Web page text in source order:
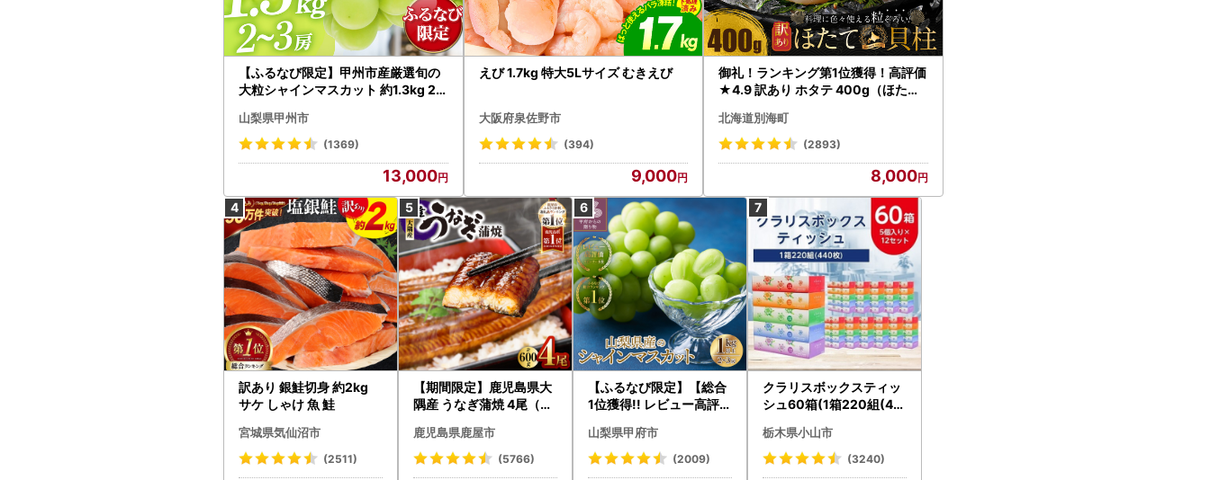
【ふるなび限定】甲州市産厳選旬の
大粒シャインマスカット 約1.3kg 2
472 FN-Limited-VO シャインマス
カット フルーツ
山梨県甲州市
(1369)
13,000
えび 1.7kg 特大5Lサイズ むきえび
大阪府泉佐野市
(394)
9,000
御礼！ランキング第1位獲得！高評価
★4.9 訳あり ホタテ 400g（ほたて
北海道別海町
(2893)
8,000
訳あり 銀鮭切身 約2kg
サケ しゃけ 魚 鮭
宮城県気仙沼市
(2511)
【期間限定】鹿児島県大
隅産 うなぎ蒲焼 4尾（60
cp18 うなぎ 鰻 魚 惣菜 総
菜
鹿児島県鹿屋市
(5766)
【ふるなび限定】【総合
1位獲得!! レビュー高評価
〉山梨県産 シャインマス
カット 2～3房（1.0kg以
山梨県甲府市
(2009)
クラリスボックスティッ
シュ60箱(1箱220組(44
ト)【配送不可地域：離島
・沖縄県】【1256759】
栃木県小山市
(3240)